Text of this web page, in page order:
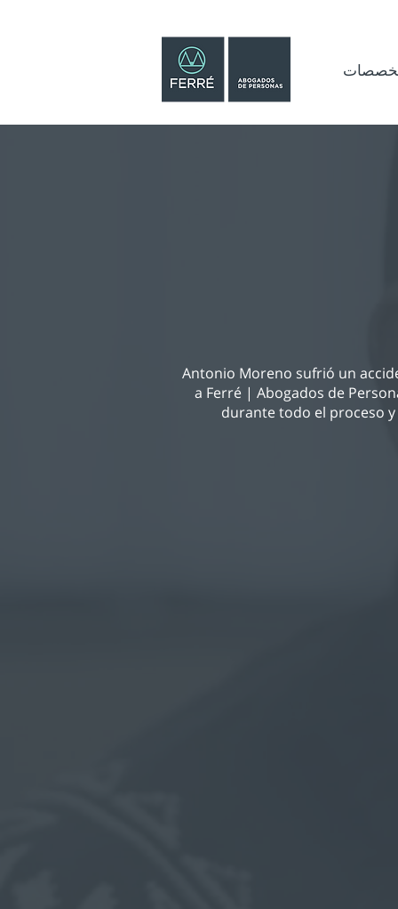
Antonio Moreno sufrió un
a Ferré | Abogados de
durante todo el proceso